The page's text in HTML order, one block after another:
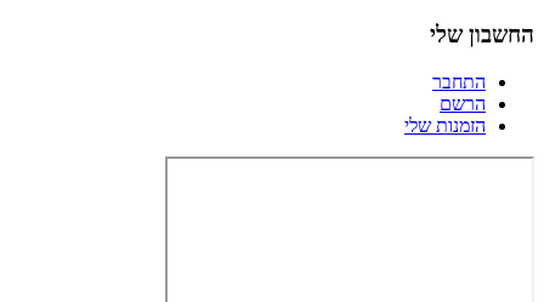
החשבון שלי
התחבר
הרשם
הזמנות שלי